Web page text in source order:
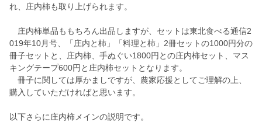
れ、庄内柿も取り上げられます。
庄内柿単品ももちろん出品しますが、セットは東北食べる通信2
019年10月号、「庄内と柿」「料理と柿」2冊セットの1000円分の
冊子セットと、庄内柿、手ぬぐい1800円との庄内柿セット、マス
キングテープ600円と庄内柿セットとなります。
冊子に関しては厚かましですが、農家応援としてご理解の上、
購入していただければと思います。
以下さらに庄内柿メインの説明です。